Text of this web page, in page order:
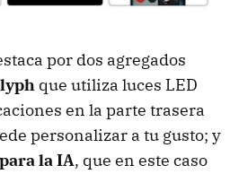
por dos agregados
que utiliza luces LED
en la parte trasera
personalizar a tu gusto; y
la IA, que en este caso